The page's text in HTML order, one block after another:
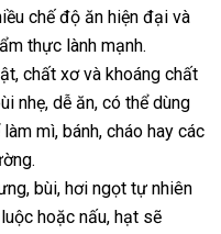
chế độ ăn hiện đại và
thực lành mạnh.
chất xơ và khoáng chất
nhẹ, dễ ăn, có thể dùng
mì, bánh, cháo hay các
bùi, hơi ngọt tự nhiên
hoặc nấu, hạt sẽ